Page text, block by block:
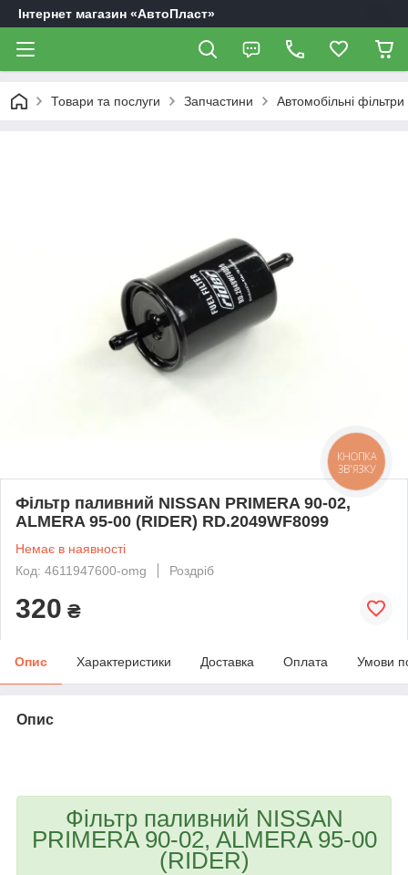
Інтернет магазин «АвтоПласт»
Товари та послуги Запчастини Автомобільні фільтри
Фільтр паливний NISSAN PRIMERA 90-02,
ALMERA 95-00 (RIDER) RD.2049WF8099
Немає в наявності
Код: 4611947600-omg
Роздріб
320 ₴
Опис Характеристики Доставка Оплата Умови
Опис
Фільтр паливний NISSAN
PRIMERA 90-02, ALMERA 95-00
(RIDER)
КНОПКА
ЗВ'ЯЗКУ